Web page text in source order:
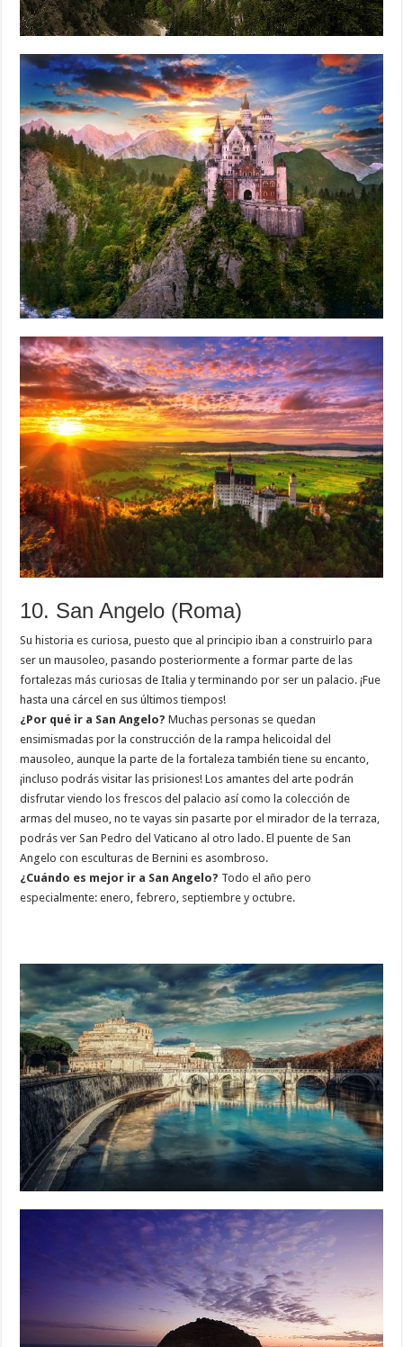
10. San Angelo (Roma)
Su historia es curiosa, puesto que al principio iban a construirlo para
ser un mausoleo, pasando posteriormente a formar parte de las
fortalezas más curiosas de Italia y terminando por ser un palacio. ¡Fue
hasta una cárcel en sus últimos tiempos!
¿Por qué ir a San Angelo?Muchas personas se quedan
ensimismadas por la construcción de la rampa helicoidal del
mausoleo, aunque la parte de la fortaleza también tiene su encanto,
¡incluso podrás visitar las prisiones! Los amantes del arte podrán
disfrutar viendo los frescos del palacio así como la colección de
armas del museo, no te vayas sin pasarte por el mirador de la terraza,
podrás ver San Pedro del Vaticano al otro lado. El puente de San
Angelo con esculturas de Bernini es asombroso.
¿Cuándo es mejor ir a San Angelo? Todo el año pero
especialmente: enero, febrero, septiembre y octubre.